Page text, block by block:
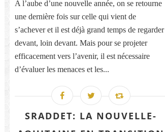
A l’aube d’une nouvelle année, on se retourne
une dernière fois sur celle qui vient de
s’achever et il est déjà grand temps de regarder
devant, loin devant. Mais pour se projeter
efficacement vers l’avenir, il est nécessaire
d’évaluer les menaces et les...
SRADDET: LA NOUVELLE-